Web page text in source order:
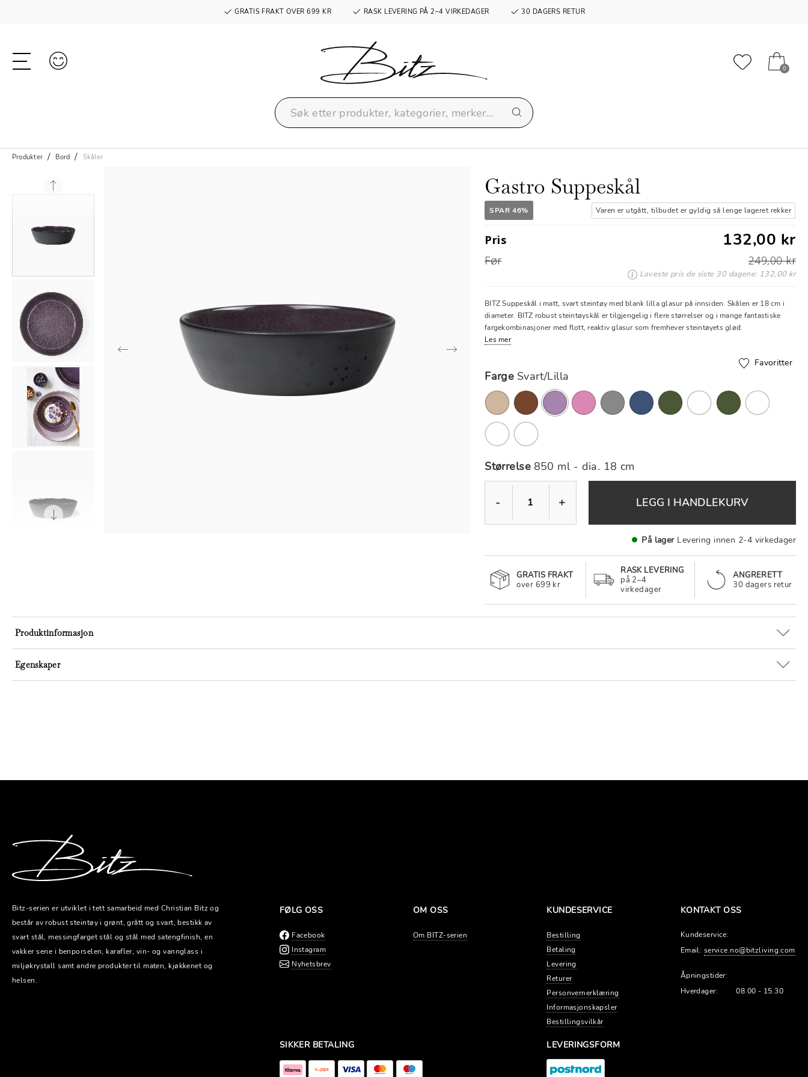
GRATIS FRAKT OVER 699 KR RASK LEVERING PÅ 2–4 VIRKEDAGER 30 DAGERS RETUR
0
Produkter Bord Skåler
Gastro Suppeskål
SPAR 46% Varen er utgått, tilbudet er gyldig så lenge lageret rekker
Pris 132,00 kr
Før 249,00 kr
Laveste pris de siste 30 dagene: 132,00 kr
BITZ Suppeskål i matt, svart steintøy med blank lilla glasur på innsiden. Skålen er 18 cm i
diameter. BITZ robust steintøyskål er tilgjengelig i flere størrelser og i mange fantastiske
fargekombinasjoner med flott, reaktiv glasur som fremhever steintøyets glød.
Les mer
Favoritter
Farge Svart/Lilla
valgt
Størrelse 850 ml - dia. 18 cm
- + LEGG I HANDLEKURV
På lager Levering innen 2-4 virkedager
GRATIS FRAKT
over 699 kr
RASK LEVERING
på 2–4
virkedager
ANGRERETT
30 dagers retur
Egenskaper
Produktinformasjon
Bitz-serien er utviklet i tett samarbeid med Christian Bitz og
består av robust steintøy i grønt, grått og svart, bestikk av
svart stål, messingfarget stål og stål med satengfinish, en
vakker serie i benporselen, karafler, vin- og vannglass i
miljøkrystall samt andre produkter til maten, kjøkkenet og
helsen.
FØLG OSS
Facebook
Instagram
Nyhetsbrev
OM OSS
Om BITZ-serien
KUNDESERVICE
Bestilling
Betaling
Levering
Returer
Personvernerklæring
Informasjonskapsler
Bestillingsvilkår
KONTAKT OSS
Kundeservice:
Email: service.no@bitzliving.com
Åpningstider:
Hverdager:
08.00 - 15.30
SIKKER BETALING LEVERINGSFORM